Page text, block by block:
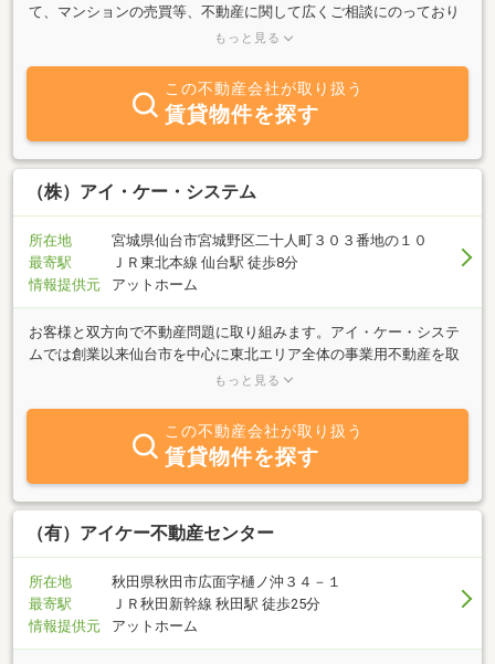
て、マンションの売買等、不動産に関して広くご相談にのっており
ます。不動産に絡みお困りのことがございましたら、お気軽にお問
もっと見る
この不動産会社が取り扱う
賃貸物件を探す
（株）アイ・ケー・システム
所在地
宮城県仙台市宮城野区二十人町３０３番地の１０
最寄駅
ＪＲ東北本線 仙台駅 徒歩8分
情報提供元
アットホーム
お客様と双方向で不動産問題に取り組みます。アイ・ケー・システ
ムでは創業以来仙台市を中心に東北エリア全体の事業用不動産を取
り扱ってきました。賃貸マンションの管理も行なっております。お
（Knowledge-based）、不動産を通じたより良い社会の構築に貢献
したいと思っております。
もっと見る
この不動産会社が取り扱う
賃貸物件を探す
（有）アイケー不動産センター
所在地
秋田県秋田市広面字樋ノ沖３４－１
最寄駅
ＪＲ秋田新幹線 秋田駅 徒歩25分
情報提供元
アットホーム